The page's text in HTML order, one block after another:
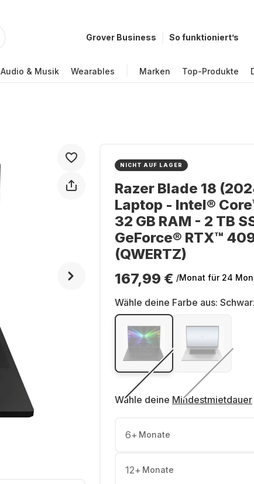
Grover Business So funktioniert’s
Audio & Musik Wearables Marken Top-Produkte
NICHT AUF LAGER
Razer Blade 18
Laptop - Intel®
32 GB RAM - 2 TB
GeForce® RTX™
(QWERTZ)
167,99 € /Monat für 24
Wähle deine Farbe aus:
Wähle deine Mindestmietdauer
6+ Monate
12+ Monate